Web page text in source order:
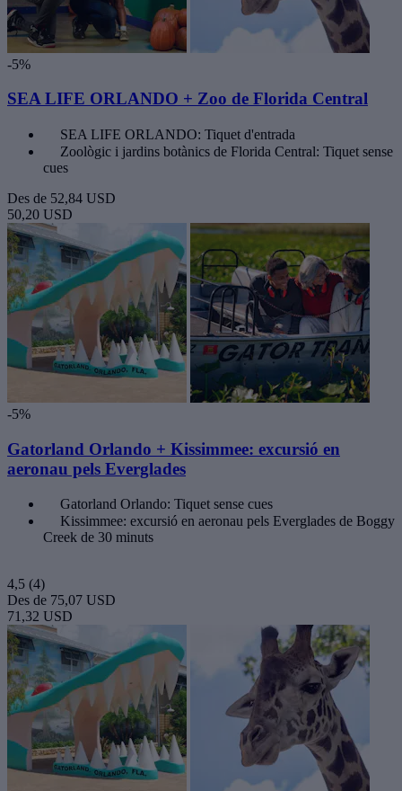
-5%
SEA LIFE ORLANDO + Zoo de Florida Central
SEA LIFE ORLANDO: Tiquet d'entrada
Zoològic i jardins botànics de Florida Central: Tiquet sense
cues
Des de 52,84 USD
50,20 USD
-5%
Gatorland Orlando + Kissimmee: excursió en
aeronau pels Everglades
Gatorland Orlando: Tiquet sense cues
Kissimmee: excursió en aeronau pels Everglades de Boggy
Creek de 30 minuts
4,5 (4)
Des de 75,07 USD
71,32 USD